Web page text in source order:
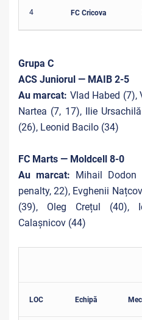
4 FC Cricova
Grupa C
ACS Juniorul — MAIB 2-5
Au marcat: Vlad Habed
Nartea (7, 17), Ilie
(26), Leonid Bacilo (34)
FC Marts — Moldcell 8-0
Au marcat: Mihail Dodon
penalty, 22), Evghenii
(39), Oleg Crețul (40),
Calașnicov (44)
LOC Echipă